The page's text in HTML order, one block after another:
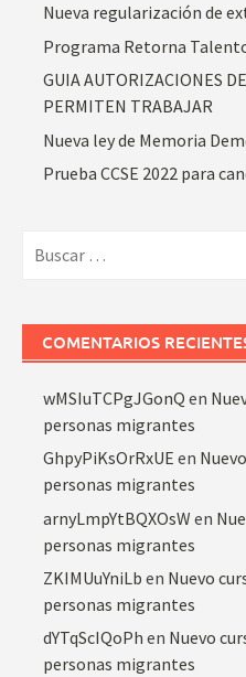
Nueva regularización de
Programa Retorna
GUIA AUTORIZACIONES
PERMITEN TRABAJAR
Nueva ley de Memoria
Prueba CCSE 2022 para
COMENTARIOS
wMSIuTCPgJGonQ en
personas migrantes
GhpyPiKsOrRxUE en
personas migrantes
arnyLmpYtBQXOsW en
personas migrantes
ZKIMUuYniLb en Nuevo
personas migrantes
dYTqScIQoPh en Nuevo
personas migrantes